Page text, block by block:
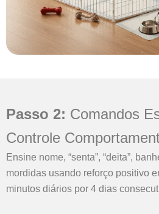
Passo 2: Comandos
Controle
Ensine nome, “senta”, “deita”,
mordidas usando reforço positivo
minutos diários por 4 dias